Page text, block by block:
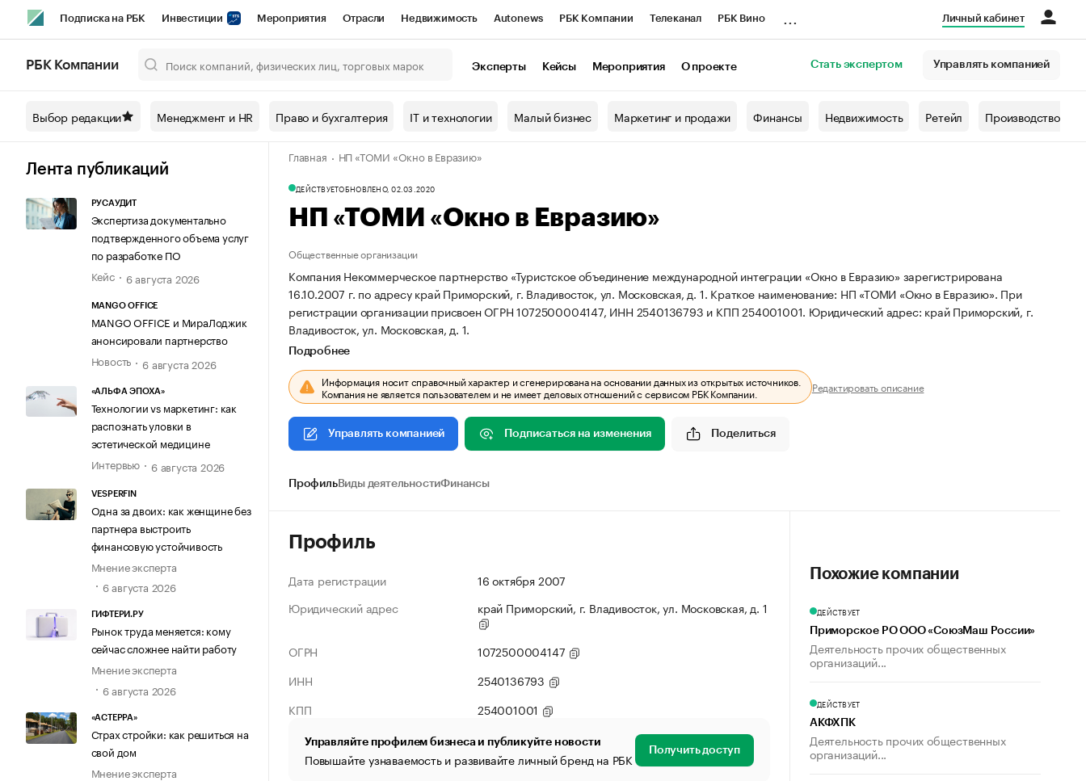
Подписка на РБК Инвестиции Мероприятия Отрасли Недвижимость Autonews РБК Компании Телеканал РБК Вино
Спецпроекты СПб Конференции СПб Спецпроекты Проверка контрагентов
Технологии и медиа Рынок наличной валюты
Личный кабинет
РБК Компании Эксперты Кейсы Мероприятия О проекте Стать экспертом Управлять компанией
Выбор редакции Менеджмент и HR Право и бухгалтерия IT и технологии Малый бизнес Маркетинг и продажи Финансы Недвижимость Ретейл Производство
Лента публикаций
РУСАУДИТ
Экспертиза документально
подтвержденного объема услуг
по разработке ПО
Кейс
6 августа 2026
MANGO OFFICE
MANGO OFFICE и МираЛоджик
анонсировали партнерство
Новость
6 августа 2026
«АЛЬФА ЭПОХА»
Технологии vs маркетинг: как
распознать уловки в
эстетической медицине
Интервью
6 августа 2026
VESPERFIN
Одна за двоих: как женщине без
партнера выстроить
финансовую устойчивость
Мнение эксперта
6 августа 2026
ГИФТЕРИ.РУ
Рынок труда меняется: кому
сейчас сложнее найти работу
Мнение эксперта
6 августа 2026
«АСТЕРРА»
Страх стройки: как решиться на
свой дом
Мнение эксперта
Главная НП «ТОМИ «Окно в Евразию»
ДЕЙСТВУЕТОБНОВЛЕНО, 02.03.2020
НП «ТОМИ «Окно в Евразию»
Общественные организации
Компания Некоммерческое партнерство «Туристское объединение международной интеграции «Окно в Евразию» зарегистрирована
16.10.2007 г. по адресу край Приморский, г. Владивосток, ул. Московская, д. 1. Краткое наименование: НП «ТОМИ «Окно в Евразию». При
регистрации организации присвоен ОГРН 1072500004147, ИНН 2540136793 и КПП 254001001. Юридический адрес: край Приморский, г.
Владивосток, ул. Московская, д. 1.
Подробнее
Информация носит справочный характер и сгенерирована на основании данных из открытых источников.
Компания не является пользователем и не имеет деловых отношений с сервисом РБК Компании. Редактировать описание
Управлять компанией Подписаться на изменения Поделиться
ПрофильВиды деятельностиФинансы
Профиль
Дата регистрации
16 октября 2007
Юридический адрес
край Приморский, г. Владивосток, ул. Московская, д. 1
ОГРН
1072500004147
ИНН
2540136793
КПП
254001001
Управляйте профилем бизнеса и публикуйте новости
Повышайте узнаваемость и развивайте личный бренд на РБК Получить доступ
Похожие компании
ДЕЙСТВУЕТ
Приморское РО ООО «СоюзМаш России»
Деятельность прочих общественных
организаций...
ДЕЙСТВУЕТ
АКФХПК
Деятельность прочих общественных
организаций...